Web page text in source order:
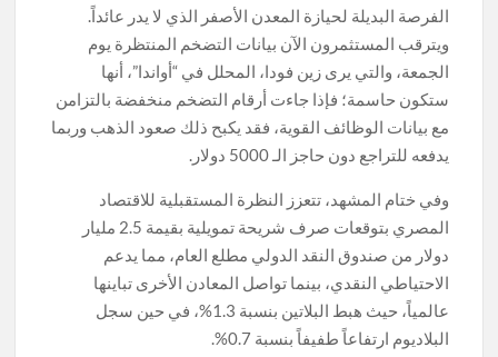
الفرصة البديلة لحيازة المعدن الأصفر الذي لا يدر عائداً.
ويترقب المستثمرون الآن بيانات التضخم المنتظرة يوم
الجمعة، والتي يرى زين فودا، المحلل في “أواندا”، أنها
ستكون حاسمة؛ فإذا جاءت أرقام التضخم منخفضة بالتزامن
مع بيانات الوظائف القوية، فقد يكبح ذلك صعود الذهب وربما
يدفعه للتراجع دون حاجز الـ 5000 دولار.
وفي ختام المشهد، تتعزز النظرة المستقبلية للاقتصاد
المصري بتوقعات صرف شريحة تمويلية بقيمة 2.5 مليار
دولار من صندوق النقد الدولي مطلع العام، مما يدعم
الاحتياطي النقدي، بينما تواصل المعادن الأخرى تباينها
عالمياً، حيث هبط البلاتين بنسبة 1.3%، في حين سجل
البلاديوم ارتفاعاً طفيفاً بنسبة 0.7%.